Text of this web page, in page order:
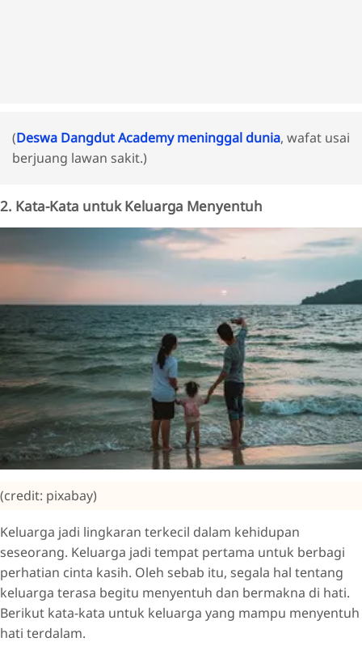
(Deswa Dangdut Academy meninggal dunia, wafat usai
berjuang lawan sakit.)
2. Kata-Kata untuk Keluarga Menyentuh
(credit: pixabay)
Keluarga jadi lingkaran terkecil dalam kehidupan
seseorang. Keluarga jadi tempat pertama untuk berbagi
perhatian cinta kasih. Oleh sebab itu, segala hal tentang
keluarga terasa begitu menyentuh dan bermakna di hati.
Berikut kata-kata untuk keluarga yang mampu menyentuh
hati terdalam.